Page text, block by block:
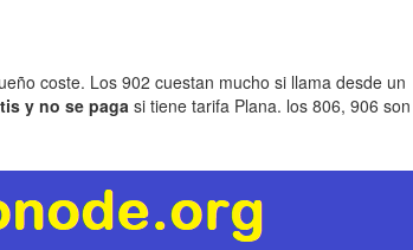
coste. Los 902 cuestan mucho si llama desde un
y no se pagasi tiene tarifa Plana. los 806, 906 son